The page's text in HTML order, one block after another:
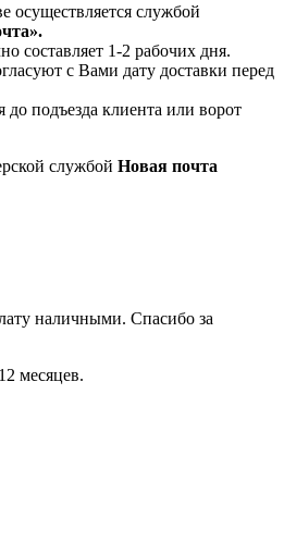
осуществляется службой
составляет 1-2 рабочих дня.
с Вами дату доставки перед
до подъезда клиента или ворот
службой Новая почта
наличными. Спасибо за
месяцев.